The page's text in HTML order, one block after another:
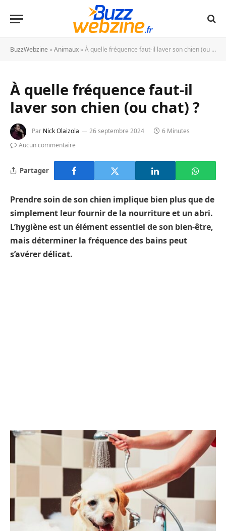
BuzzWebzine »Animaux »À quelle fréquence faut-il laver son chien (ou chat) ?
À quelle fréquence faut-il
laver son chien (ou chat) ?
Par Nick Olaizola 26 septembre 2024
6 Minutes
Aucun commentaire
Partager
Prendre soin de son chien implique bien plus que de
simplement leur fournir de la nourriture et un abri.
L’hygiène est un élément essentiel de son bien-être,
mais déterminer la fréquence des bains peut
s’avérer délicat.